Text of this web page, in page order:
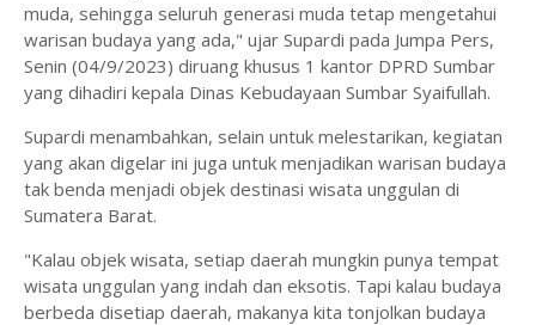
muda, sehingga seluruh generasi muda tetap mengetahui
warisan budaya yang ada," ujar Supardi pada Jumpa Pers,
Senin (04/9/2023) diruang khusus 1 kantor DPRD Sumbar
yang dihadiri kepala Dinas Kebudayaan Sumbar Syaifullah.
Supardi menambahkan, selain untuk melestarikan, kegiatan
yang akan digelar ini juga untuk menjadikan warisan budaya
tak benda menjadi objek destinasi wisata unggulan di
Sumatera Barat.
"Kalau objek wisata, setiap daerah mungkin punya tempat
wisata unggulan yang indah dan eksotis. Tapi kalau budaya
berbeda disetiap daerah, makanya kita tonjolkan budaya